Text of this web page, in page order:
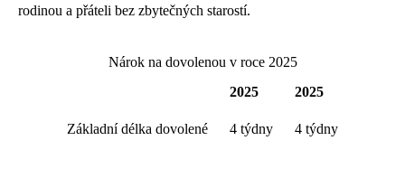
rodinou a přáteli bez zbytečných starostí.
Nárok na dovolenou v roce 2025
2025
2025
Základní délka dovolené 4 týdny 4 týdny